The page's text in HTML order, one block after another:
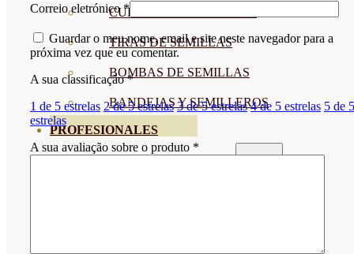
CUBIERTAS VEGETALES
TIRAS DE SEMILLAS
BOMBAS DE SEMILLAS
BANDEJAS Y SEMILLEROS
PROFESIONALES
Correio eletrónico*
Guardar o meu nome, email e site neste navegador para a
próxima vez que eu comentar.
A sua classificação*
1 de 5 estrelas 2 de 5 estrelas 3 de 5 estrelas 4 de 5 estrelas 5 de 5
estrelas
A sua avaliação sobre o produto *